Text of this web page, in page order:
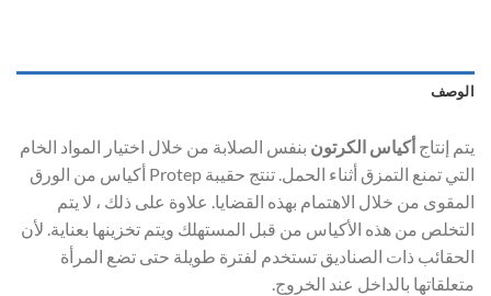
الوصف
يتم إنتاج أكياس الكرتون بنفس الصلابة من خلال اختيار المواد الخام
التي تمنع التمزق أثناء الحمل. تنتج حقيبة Protep أكياس من الورق
المقوى من خلال الاهتمام بهذه القضايا. علاوة على ذلك ، لا يتم
التخلص من هذه الأكياس من قبل المستهلك ويتم تخزينها بعناية. لأن
الحقائب ذات الصناديق تستخدم لفترة طويلة حتى تضع المرأة
متعلقاتها بالداخل عند الخروج.